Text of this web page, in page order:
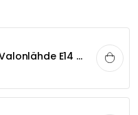
Edgeform Classic Valonlähde E14 3,3W 360lm 2700K Himmentävä, Valkoinen